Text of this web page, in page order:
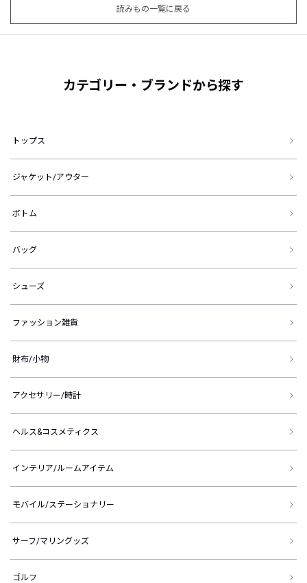
読みもの一覧に戻る
カテゴリー・ブランドから探す
トップス
ジャケット/アウター
ボトム
バッグ
シューズ
ファッション雑貨
財布/小物
アクセサリー/時計
ヘルス&コスメティクス
インテリア/ルームアイテム
モバイル/ステーショナリー
サーフ/マリングッズ
ゴルフ